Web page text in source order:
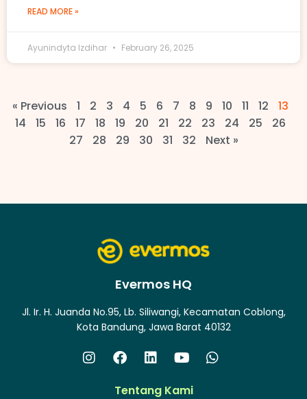
READ MORE »
Ayunindyta Izdihar February 26, 2025
« Previous 1 2 3 4 5 6 7 8 9 10 11 12
13
14
15 16 17 18 19 20 21 22 23 24 25
26
27
28 29 30 31 32 Next »
Evermos HQ
Jl. Ir. H. Juanda No.95, Lb. Siliwangi, Kecamatan Coblong,
Kota Bandung, Jawa Barat 40132
Tentang Kami